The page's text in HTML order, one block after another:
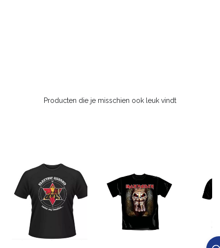
Producten die je misschien ook leuk vindt